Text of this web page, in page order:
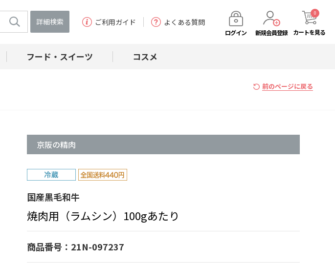
詳細検索 ご利用ガイド よくある質問
ログイン 新規会員登録 カートを見る
0
フード・スイーツ コスメ
前のページに戻る
京阪の精肉
国産黒毛和牛
焼肉用（ラムシン）100gあたり
商品番号：21N-097237